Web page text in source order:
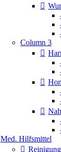
Column 3
Med. Hilfsmittel